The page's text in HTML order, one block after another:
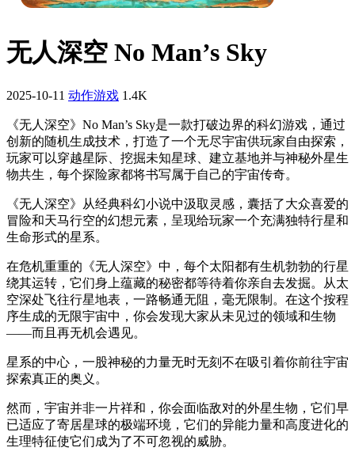
无人深空 No Man’s Sky
2025-10-11 ‌动作游戏 1.4K
《无人深空》No Man’s Sky是一款打破边界的科幻游戏，通过
创新的随机生成技术，打造了一个无尽宇宙供玩家自由探索，
玩家可以穿越星际、挖掘未知星球、建立基地并与神秘外星生
物共生，每个探险家都将书写属于自己的宇宙传奇。
《无人深空》从经典科幻小说中汲取灵感，囊括了大众喜爱的
冒险和天马行空的幻想元素，呈现给玩家一个充满独特行星和
生命形式的星系。
在危机重重的《无人深空》中，每个太阳都有生机勃勃的行星
绕其运转，它们身上蕴藏的秘密都等待着你亲自去发掘。从太
空深处飞往行星地表，一路畅通无阻，毫无限制。在这个按程
序生成的无限宇宙中，你会发现大家从未见过的领域和生物
——而且再无机会遇见。
星系的中心，一股神秘的力量无时无刻不在吸引着你前往宇宙
探索真正的奥义。
然而，宇宙并非一片祥和，你会面临敌对的外星生物，它们早
已适应了寄居星球的极端环境，它们的异能力量和高度进化的
生理特征使它们成为了不可忽视的威胁。